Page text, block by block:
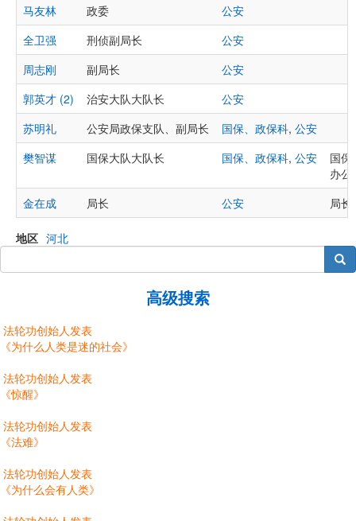
马友林
政委
公安
全卫强
刑侦副局长
公安
周志刚
副局长
公安
郭英才 (2)
治安大队大队长
公安
苏明礼
公安局政保支队、副局长 国保、政保科, 公安
樊智谋
国保大队大队长 国保、政保科, 公安
国
办
金在成
局长 公安 局
地区 河北
搜索
高级搜索
法轮功创始人发表
《为什么人类是迷的社会》
法轮功创始人发表
《惊醒》
法轮功创始人发表
《法难》
法轮功创始人发表
《为什么会有人类》